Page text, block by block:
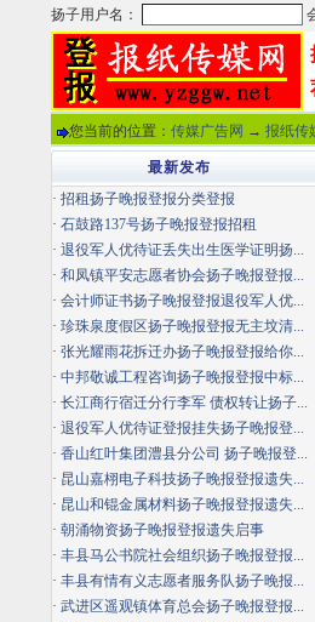
您当前的位置： 传媒广告网 → 报纸传
最新发布
· 招租扬子晚报登报分类登报
· 石鼓路137号扬子晚报登报招租
· 退役军人优待证丢失出生医学证明扬...
· 和凤镇平安志愿者协会扬子晚报登报...
· 会计师证书扬子晚报登报退役军人优...
· 珍珠泉度假区扬子晚报登报无主坟清...
· 张光耀雨花拆迁办扬子晚报登报给你...
· 中邦敬诚工程咨询扬子晚报登报中标...
· 长江商行宿迁分行李军 债权转让扬子...
· 退役军人优待证登报挂失扬子晚报登...
· 香山红叶集团澧县分公司 扬子晚报登...
· 昆山嘉栩电子科技扬子晚报登报遗失...
· 昆山和锟金属材料扬子晚报登报遗失...
· 朝涌物资扬子晚报登报遗失启事
· 丰县马公书院社会组织扬子晚报登报...
· 丰县有情有义志愿者服务队扬子晚报...
· 武进区遥观镇体育总会扬子晚报登报...